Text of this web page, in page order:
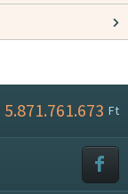
5.871.761.673 Ft